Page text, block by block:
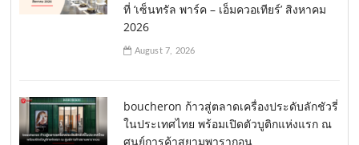
ที่ ‘เซ็นทรัล พาร์ค – เอ็มควอเทียร์’ สิงหาคม
2026
August 7, 2026
boucheron ก้าวสู่ตลาดเครื่องประดับลักชัวรี่
ในประเทศไทย พร้อมเปิดตัวบูติกแห่งแรก ณ
ศูนย์การค้าสยามพารากอน